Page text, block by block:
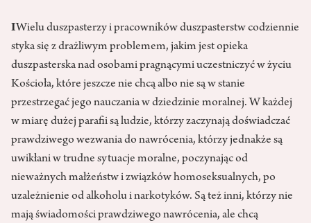
IWielu duszpasterzy i pracowników duszpasterstw codziennie
styka się z drażliwym problemem, jakim jest opieka
duszpasterska nad osobami pragnącymi uczestniczyć w życiu
Kościoła, które jeszcze nie chcą albo nie są w stanie
przestrzegać jego nauczania w dziedzinie moralnej. W każdej
w miarę dużej parafii są ludzie, którzy zaczynają doświadczać
prawdziwego wezwania do nawrócenia, którzy jednakże są
uwikłani w trudne sytuacje moralne, poczynając od
nieważnych małżeństw i związków homoseksualnych, po
uzależnienie od alkoholu i narkotyków. Są też inni, którzy nie
mają świadomości prawdziwego nawrócenia, ale chcą